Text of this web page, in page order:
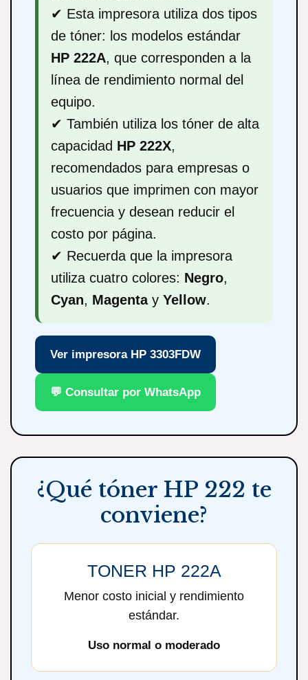
✔ Esta impresora utiliza dos tipos
de tóner: los modelos estándar
HP 222A, que corresponden a la
línea de rendimiento normal del
equipo.
✔ También utiliza los tóner de alta
capacidad HP 222X,
recomendados para empresas o
usuarios que imprimen con mayor
frecuencia y desean reducir el
costo por página.
✔ Recuerda que la impresora
utiliza cuatro colores: Negro,
Cyan, Magentay Yellow.
Ver impresora HP 3303FDW
💬 Consultar por WhatsApp
¿Qué tóner HP 222 te
conviene?
TONER HP 222A
Menor costo inicial y rendimiento
estándar.
Uso normal o moderado